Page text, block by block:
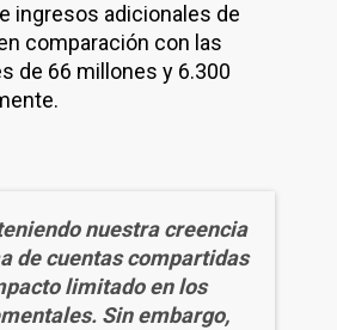
ingresos adicionales de
comparación con las
de 66 millones y 6.300
nuestra creencia
de cuentas compartidas
limitado en los
Sin embargo,